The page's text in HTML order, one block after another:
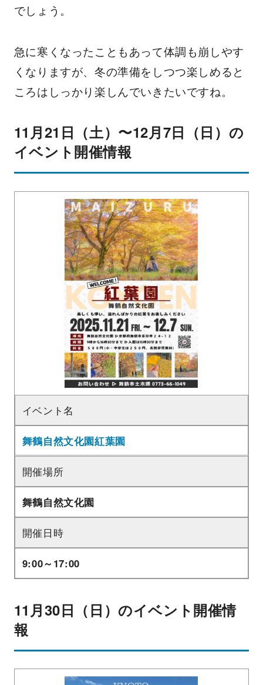
でしょう。
急に寒くなったこともあって体調も崩しやす
くなりますが、冬の準備をしつつ楽しめると
ころはしっかり楽しんでいきたいですね。
11月21日（土）〜12月7日（日）の
イベント開催情報
イベント名
舞鶴自然文化園紅葉園
開催場所
舞鶴自然文化園
開催日時
9:00～17:00
11月30日（日）のイベント開催情
報